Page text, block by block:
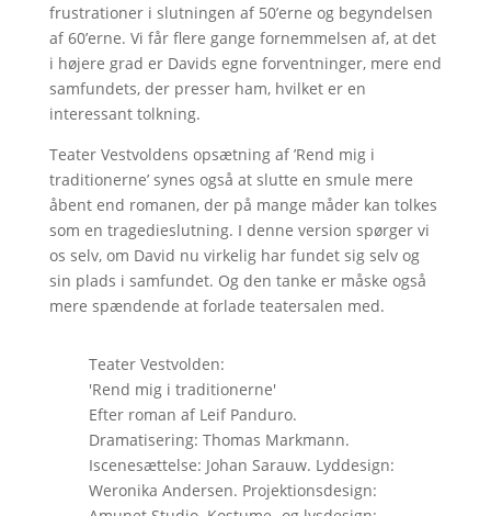
frustrationer i slutningen af 50’erne og begyndelsen
af 60’erne. Vi får flere gange fornemmelsen af, at det
i højere grad er Davids egne forventninger, mere end
samfundets, der presser ham, hvilket er en
interessant tolkning.
Teater Vestvoldens opsætning af ’Rend mig i
traditionerne’ synes også at slutte en smule mere
åbent end romanen, der på mange måder kan tolkes
som en tragedieslutning. I denne version spørger vi
os selv, om David nu virkelig har fundet sig selv og
sin plads i samfundet. Og den tanke er måske også
mere spændende at forlade teatersalen med.
Teater Vestvolden:
'Rend mig i traditionerne'
Efter roman af Leif Panduro.
Dramatisering: Thomas Markmann.
Iscenesættelse: Johan Sarauw. Lyddesign:
Weronika Andersen. Projektionsdesign: